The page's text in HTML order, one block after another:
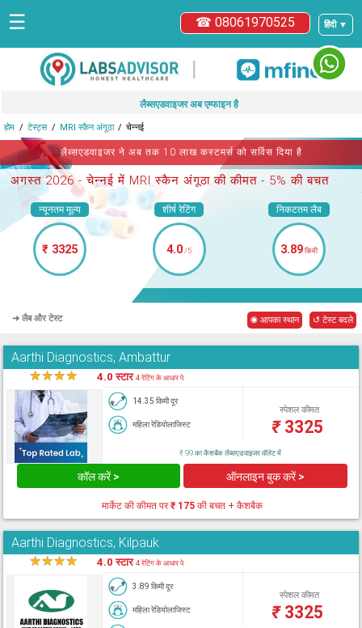
हिंदी ▼
☎ 08061970525
☰
|
लैब्सएडवाइजर अब एम्फाइन है
होम टेस्ट्स MRI स्कैन अंगूठा चेन्नई
लैब्सएडवाइजर ने अब तक 10 लाख कस्टमर्स को सर्विस दिया है
अगस्त 2026 -चेन्नई में MRI स्कैन अंगूठा की कीमत - 5% की बचत
न्यूनतम मूल्य
₹ 3325
शीर्ष रेटिंग
4.0/5
निकटतम लैब
3.89किमी
➜ लैब और टेस्ट ◉ आपका स्थान ↺ टेस्ट बदले
Aarthi Diagnostics, Ambattur
★★★★ 4.0 स्टार4 रेटिंग के आधार पे
14.35 किमी दूर
महिला रेडियोलाजिस्ट
स्पेशल कीमत
₹3325
₹ 99 का कैशबैक लैब्सएडवाइजर वॉलेट में
कॉल करें > ऑनलाइन बुक करें >
मार्केट की कीमत पर₹ 175की बचत + कैशबैक
Aarthi Diagnostics, Kilpauk
★★★★ 4.0 स्टार4 रेटिंग के आधार पे
3.89 किमी दूर
महिला रेडियोलाजिस्ट
स्पेशल कीमत
₹3325